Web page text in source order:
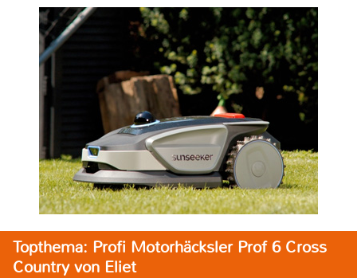
Topthema: Profi Motorhäcksler Prof 6 Cross
Country von Eliet